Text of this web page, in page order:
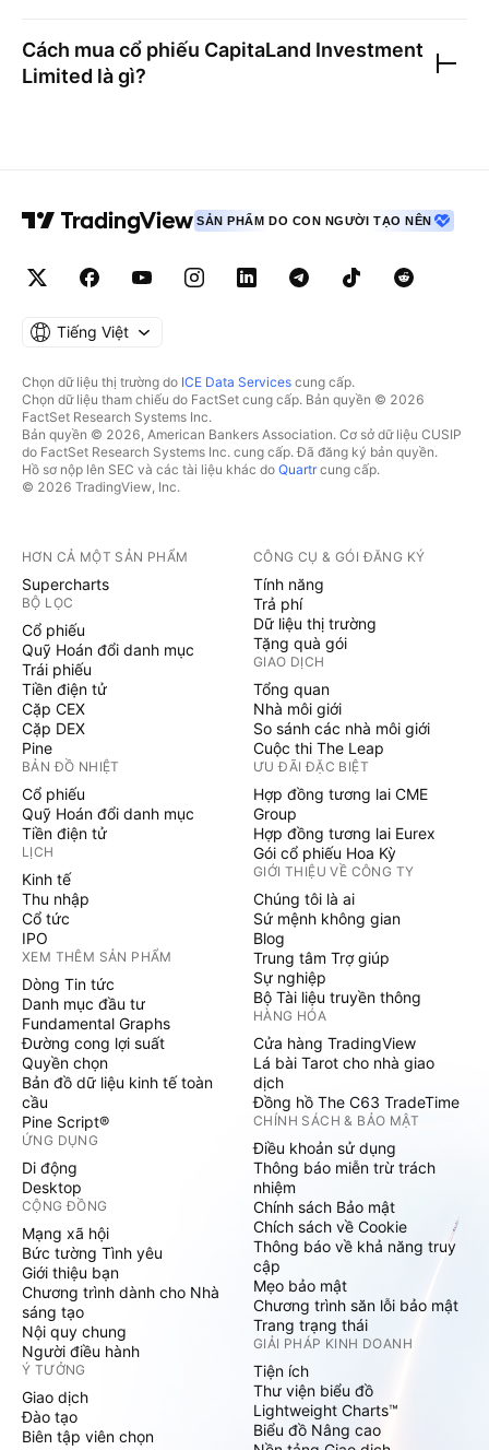
Cách mua cổ phiếu CapitaLand Investment
Limited là gì?
SẢN PHẨM DO CON NGƯỜI TẠO NÊN
Tiếng Việt
Chọn dữ liệu thị trường do ICE Data Services cung cấp.
Chọn dữ liệu tham chiếu do FactSet cung cấp. Bản quyền © 2026
FactSet Research Systems Inc.
Bản quyền © 2026, American Bankers Association. Cơ sở dữ liệu CUSIP
do FactSet Research Systems Inc. cung cấp. Đã đăng ký bản quyền.
Hồ sơ nộp lên SEC và các tài liệu khác do Quartrcung cấp.
© 2026 TradingView, Inc.
HƠN CẢ MỘT SẢN PHẨM
Supercharts
BỘ LỌC
Cổ phiếu
Quỹ Hoán đổi danh mục
Trái phiếu
Tiền điện tử
Cặp CEX
Cặp DEX
Pine
BẢN ĐỒ NHIỆT
Cổ phiếu
Quỹ Hoán đổi danh mục
Tiền điện tử
LỊCH
Kinh tế
Thu nhập
Cổ tức
IPO
XEM THÊM SẢN PHẨM
Dòng Tin tức
Danh mục đầu tư
Fundamental Graphs
Đường cong lợi suất
Quyền chọn
Bản đồ dữ liệu kinh tế toàn
cầu
Pine Script®
ỨNG DỤNG
Di động
Desktop
CỘNG ĐỒNG
Mạng xã hội
Bức tường Tình yêu
Giới thiệu bạn
Chương trình dành cho Nhà
sáng tạo
Nội quy chung
Người điều hành
Ý TƯỞNG
Giao dịch
Đào tạo
Biên tập viên chọn
CÔNG CỤ & GÓI ĐĂNG KÝ
Tính năng
Trả phí
Dữ liệu thị trường
Tặng quà gói
GIAO DỊCH
Tổng quan
Nhà môi giới
So sánh các nhà môi giới
Cuộc thi The Leap
ƯU ĐÃI ĐẶC BIỆT
Hợp đồng tương lai CME
Group
Hợp đồng tương lai Eurex
Gói cổ phiếu Hoa Kỳ
GIỚI THIỆU VỀ CÔNG TY
Chúng tôi là ai
Sứ mệnh không gian
Blog
Trung tâm Trợ giúp
Sự nghiệp
Bộ Tài liệu truyền thông
HÀNG HÓA
Cửa hàng TradingView
Lá bài Tarot cho nhà giao
dịch
Đồng hồ The C63 TradeTime
CHÍNH SÁCH & BẢO MẬT
Điều khoản sử dụng
Thông báo miễn trừ trách
nhiệm
Chính sách Bảo mật
Chích sách về Cookie
Thông báo về khả năng truy
cập
Mẹo bảo mật
Chương trình săn lỗi bảo mật
Trang trạng thái
GIẢI PHÁP KINH DOANH
Tiện ích
Thư viện biểu đồ
Lightweight Charts™
Biểu đồ Nâng cao